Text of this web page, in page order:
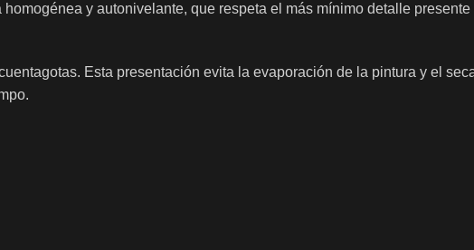
y autonivelante, que respeta el más mínimo detalle
Esta presentación evita la evaporación de la pintura y el